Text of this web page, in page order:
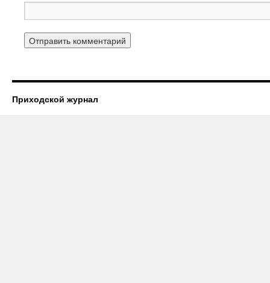
Приходской журнал